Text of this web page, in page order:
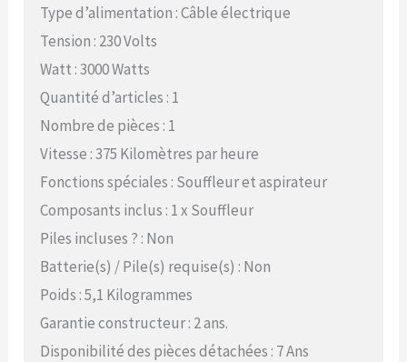
Type d’alimentation : Câble électrique
Tension : 230 Volts
Watt : 3000 Watts
Quantité d’articles : 1
Nombre de pièces : 1
Vitesse : 375 Kilomètres par heure
Fonctions spéciales : Souffleur et aspirateur
Composants inclus : 1 x Souffleur
Piles incluses ? : Non
Batterie(s) / Pile(s) requise(s) : Non
Poids : 5,1 Kilogrammes
Garantie constructeur : 2 ans.
Disponibilité des pièces détachées : 7 Ans